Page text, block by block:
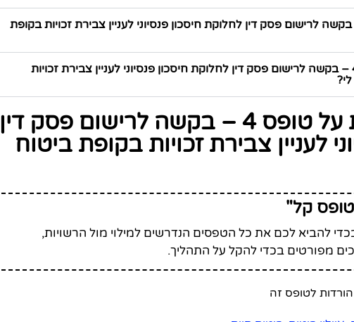
אני יכול להוריד טופס 4 – בקשה לרישום פסק דין לחלוקת חיסכון פנסיוני לעניין צבירת זכויות בקופת
אני קצת מסתבך עם מילוי טופס 4 – בקשה לרישום פסק דין לחלוקת חיסכון פנסיוני לעניין צבירת זכויות
גוף שיתמוך בשאלות על טופס 4 – בקשה לרישום פסק דין
לעניין צבירת זכויות בקופת ביטוח
קל"
להביא לכם את כל הטפסים הנדרשים למילוי מול הרשויות,
מפורטים בכדי להקל על התהליך.